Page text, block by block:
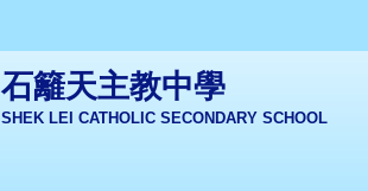
石籬天主教中學
SHEK LEI CATHOLIC SECONDARY SCHOOL